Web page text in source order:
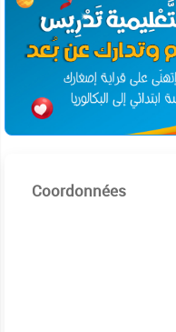
Coordonnées